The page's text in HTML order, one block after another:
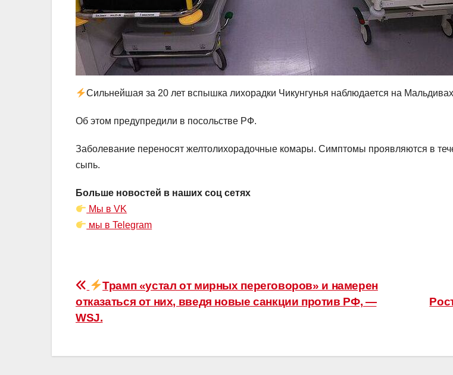
Сильнейшая за 20 лет вспышка лихорадки Чикунгунья наблюдается на
Об этом предупредили в посольстве РФ.
Заболевание переносят желтолихорадочные комары. Симптомы проявляются в
сыпь.
Больше новостей в наших соц сетях
Мы в VK
мы в Telegram
Навигация
по
Трамп «устал от мирных переговоров» и намерен
отказаться от них, введя новые санкции против РФ, —
WSJ.